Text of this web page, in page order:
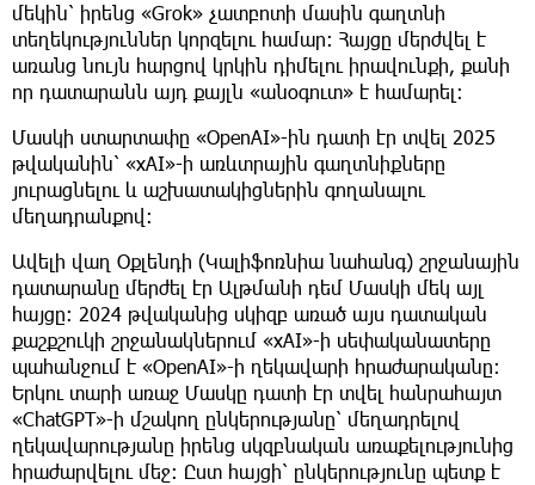
մեկին՝ իրենց «Grok» չատբոտի մասին գաղտնի
տեղեկություններ կորզելու համար։ Հայցը մերժվել է
առանց նույն հարցով կրկին դիմելու իրավունքի, քանի
որ դատարանն այդ քայլն «անօգուտ» է համարել։
Մասկի ստարտափը «OpenAI»-ին դատի էր տվել 2025
թվականին՝ «xAI»-ի առևտրային գաղտնիքները
յուրացնելու և աշխատակիցներին գողանալու
մեղադրանքով։
Ավելի վաղ Օքլենդի (Կալիֆոռնիա նահանգ) շրջանային
դատարանը մերժել էր Ալթմանի դեմ Մասկի մեկ այլ
հայցը։ 2024 թվականից սկիզբ առած այս դատական
քաշքշուկի շրջանակներում «xAI»-ի սեփականատերը
պահանջում է «OpenAI»-ի ղեկավարի հրաժարականը։
Երկու տարի առաջ Մասկը դատի էր տվել հանրահայտ
«ChatGPT»-ի մշակող ընկերությանը՝ մեղադրելով
ղեկավարությանը իրենց սկզբնական առաքելությունից
հրաժարվելու մեջ։ Ըստ հայցի՝ ընկերությունը պետք է